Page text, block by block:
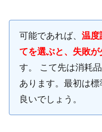
可能であれば、 温度
てを選ぶと、失敗
す。 こて先は消耗
あります。最初は
良いでしょう。